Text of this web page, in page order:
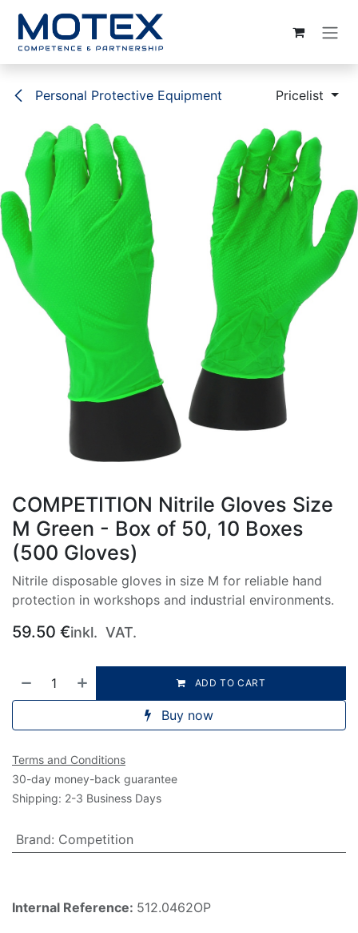
Personal Protective Equipment Pricelist
COMPETITION Nitrile Gloves Size
M Green - Box of 50, 10 Boxes
(500 Gloves)
Nitrile disposable gloves in size M for reliable hand
protection in workshops and industrial environments.
59.50 €inkl. VAT.
ADD TO CART
Buy now
Terms and Conditions
30-day money-back guarantee
Shipping: 2-3 Business Days
Brand: Competition
Internal Reference: 512.0462OP